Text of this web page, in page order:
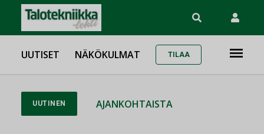
UUTISET NÄKÖKULMAT TILAA
UUTINEN AJANKOHTAISTA